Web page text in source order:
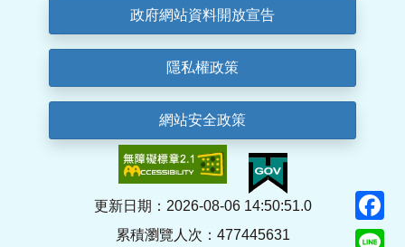
政府網站資料開放宣告
隱私權政策
網站安全政策
更新日期：2026-08-06 14:50:51.0
累積瀏覽人次：477445631